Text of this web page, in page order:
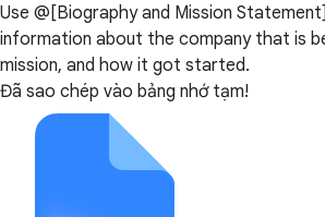
Use @[Biography and Mission
information about the company that is
mission, and how it got started.
Đã sao chép vào bảng nhớ tạm!